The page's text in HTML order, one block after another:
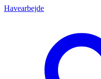
Havearbejde